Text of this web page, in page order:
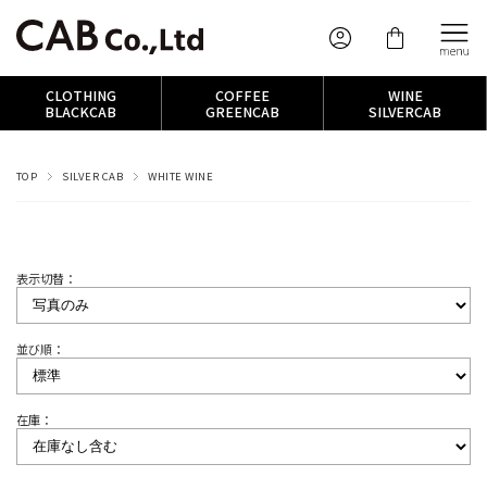
CLOTHING
BLACKCAB
COFFEE
GREENCAB
WINE
SILVERCAB
TOP SILVER CAB WHITE WINE
表示切替：
並び順：
在庫：